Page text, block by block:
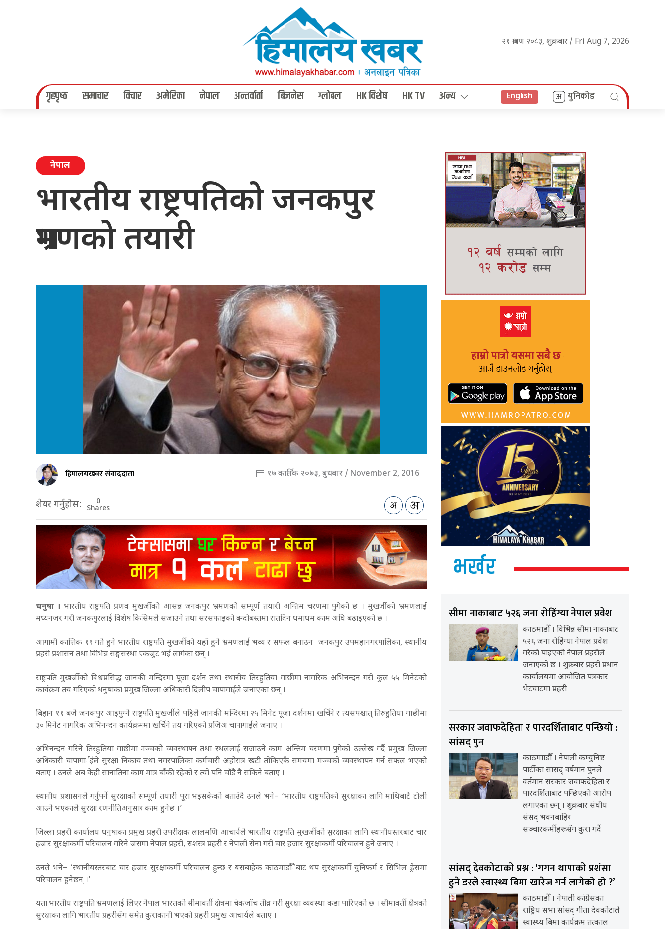
२१ श्रावण २०८३, शुक्रबार / Fri Aug 7, 2026
गृहपृष्‍ठ समाचार विचार अमेरिका नेपाल अन्तर्वार्ता बिजनेस ग्लोबल HK विशेष HK TV अन्य English युनिकोड
नेपाल
भारतीय राष्ट्रपतिको जनकपुर
भ्रमणको तयारी
हिमालयखवर संवाददाता १७ कार्तिक २०७३, बुधबार / November 2, 2016
शेयर गर्नुहोस: 0
Shares
धनुषा । भारतीय राष्ट्रपति प्रणव मुखर्जीको आसन्न जनकपुर भ्रमणको सम्पूर्ण तयारी अन्तिम चरणमा पुगेको छ । मुखर्जीको भ्रमणलाई
मध्यनजर गरी जनकपुरलाई विशेष किसिमले सजाउने तथा सरसफाइको बन्दोबस्तमा रातदिन धमाधम काम अघि बढाइएको छ ।
आगामी कात्तिक १९ गते हुने भारतीय राष्ट्रपति मुखर्जीको यहाँ हुने भ्रमणलाई भव्य र सफल बनाउन जनकपुर उपमहानगरपालिका, स्थानीय
प्रहरी प्रशासन तथा विभिन्न सङ्घसंस्था एकजुट भई लागेका छन् ।
राष्ट्रपति मुखर्जीको विश्वप्रसिद्ध जानकी मन्दिरमा पूजा दर्शन तथा स्थानीय तिरहुतिया गाछीमा नागरिक अभिनन्दन गरी कुल ५५ मिनेटको
कार्यक्रम तय गरिएको धनुषाका प्रमुख जिल्ला अधिकारी दिलीप चापागाईंले जनाएका छन् ।
बिहान ११ बजे जनकपुर आइपुग्ने राष्ट्रपति मुखर्जीले पहिले जानकी मन्दिरमा २५ मिनेट पूजा दर्शनमा खर्चिने र त्यसपश्चात् तिरुहुतिया गाछीमा
३० मिनेट नागरिक अभिनन्दन कार्यक्रममा खर्चिने तय गरिएको प्रजिअ चापागाईंले जनाए ।
अभिनन्दन गरिने तिरहुतिया गाछीमा मञ्चको व्यवस्थापन तथा स्थललाई सजाउने काम अन्तिम चरणमा पुगेको उल्लेख गर्दै प्रमुख जिल्ला
अधिकारी चापागार्इंले सुरक्षा निकाय तथा नगरपालिका कर्मचारी अहोरात्र खटी तोकिएकै समयमा मञ्चको व्यवस्थापन गर्न सफल भएको
बताए । उनले अब केही सानातिना काम मात्र बाँकी रहेको र त्यो पनि चाँडै नै सकिने बताए ।
स्थानीय प्रशासनले गर्नुपर्ने सुरक्षाको सम्पूर्ण तयारी पूरा भइसकेको बताउँदै उनले भने– ‘भारतीय राष्ट्रपतिको सुरक्षाका लागि माथिबाटै टोली
आउने भएकाले सुरक्षा रणनीतिअनुसार काम हुनेछ ।’
जिल्ला प्रहरी कार्यालय धनुषाका प्रमुख प्रहरी उपरीक्षक लालमणि आचार्यले भारतीय राष्ट्रपति मुखर्जीको सुरक्षाका लागि स्थानीयस्तरबाट चार
हजार सुरक्षाकर्मी परिचालन गरिने जसमा नेपाल प्रहरी, सशस्त्र प्रहरी र नेपाली सेना गरी चार हजार सुरक्षाकर्मी परिचालन हुने जनाए ।
उनले भने– ‘स्थानीयस्तरबाट चार हजार सुरक्षाकर्मी परिचालन हुन्छ र यसबाहेक काठमाडाँैबाट थप सुरक्षाकर्मी युनिफर्म र सिभिल ड्रेसमा
परिचालन हुनेछन् ।’
यता भारतीय राष्ट्रपति भ्रमणलाई लिएर नेपाल भारतको सीमावर्ती क्षेत्रमा चेकजाँच तीव्र गरी सुरक्षा व्यवस्था कडा पारिएको छ । सीमावर्ती क्षेत्रको
सुरक्षाका लागि भारतीय प्रहरीसँग समेत कुराकानी भएको प्रहरी प्रमुख आचार्यले बताए ।
भर्खर
सीमा नाकाबाट ५२६ जना रोहिंग्या नेपाल प्रवेश
काठमाडौँ । विभिन्न सीमा नाकाबाट
५२६ जना रोहिंग्या नेपाल प्रवेश
गरेको पाइएको नेपाल प्रहरीले
जनाएको छ । शुक्रबार प्रहरी प्रधान
कार्यालयमा आयोजित पत्रकार
भेटघाटमा प्रहरी
सरकार जवाफदेहिता र पारदर्शिताबाट पन्छियो :
सांसद् पुन
काठमााडौँ । नेपाली कम्युनिष्ट
पार्टीका सांसद् वर्षमान पुनले
वर्तमान सरकार जवाफदेहिता र
पारदर्शिताबाट पन्छिएको आरोप
लगाएका छन् । शुक्रबार संघीय
संसद् भवनबाहिर
सञ्चारकर्मीहरूसँग कुरा गर्दै
सांसद् देवकोटाको प्रश्न : ‘गगन थापाको प्रशंसा
हुने डरले स्वास्थ्य बिमा खारेज गर्न लागेको हो ?’
काठमाडौँ । नेपाली कांग्रेसका
राष्ट्रिय सभा सांसद् गीता देवकोटाले
स्वास्थ्य बिमा कार्यक्रम तत्काल